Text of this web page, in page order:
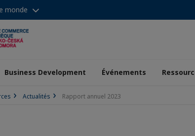
monde
Business Development Événements
Actualités Rapport annuel 2023